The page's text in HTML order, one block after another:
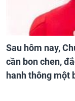
Sau hôm nay,
cần bon chen,
hanh thông một